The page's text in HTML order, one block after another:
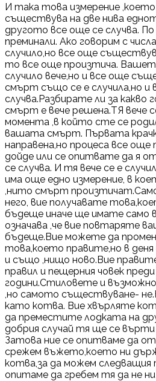
И така това измерение
съществува на две нива
другото все още се случва. По
преминали. Ако говорим с
случило,но все още
то все още произтича.
случило вече,но и все още
смърт също се е случила,но и
случва.Разбирате ли за какво
смърт е вече решена.ТЯ вече
момента ,в който сте се
вашата смърт. Първата
направена,но процеса все още
дойде или се опитвате да я
се случва. И тя вече се е
има още едно измерение, в
,нито смърт
него, вие получавате
бъдеще иначе ще имате само
означава ,че вие повтаряте
бъдеще.Вие можете да
това,което правите,но в деня
и също ,нищо ново.Вие
правил и пещерния човек преди
години.Стиловете и
,но самото съществуване-
като котва. Вие хвърляте
да преместите лодката на
добрия случай тя ще се върти
Затова ние се опитваме да
срежем въжето,което ни
котва,за да можем следващия
опитаме да гребем тя да не